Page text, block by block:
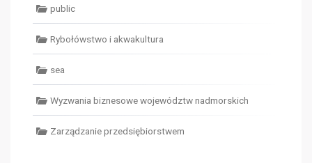
public
Rybołówstwo i akwakultura
sea
Wyzwania biznesowe województw nadmorskich
Zarządzanie przedsiębiorstwem